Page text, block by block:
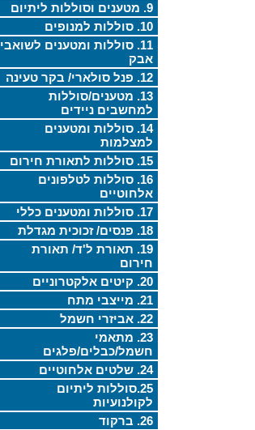
9. מטענים וסוללות ליתיום
10. סוללות למנופים
11. סוללות ומטענים לשואבי
אבק
12. פנל סולארי/ בקר טעינה
13. מטענים/סוללות
למחשבים ניידים
14. סוללות ומטענים
למצלמות
15. סוללות לתאורת חירום
16. סוללות לטלפונים
אלחוטיים
17. סוללות ומטענים כללי
18. פנסים/ זכוכית מגדלת
19. תאורת ל'ד/ תאורת
חירום
20. קיטים אלקטרוניים
21. מייצבי מתח
22. אביזרי חשמל
23. מתאמי
חשמל/כבלים/פלגים
24. שלטים אלחוטיים
25.סוללות ליתיום
לקולנועיות
26. ברקוד